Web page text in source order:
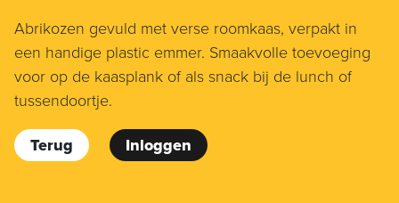
Abrikozen gevuld met verse roomkaas, verpakt in
een handige plastic emmer. Smaakvolle toevoeging
voor op de kaasplank of als snack bij de lunch of
tussendoortje.
Terug Inloggen